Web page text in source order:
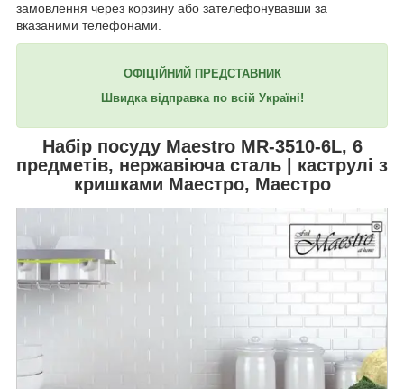
замовлення через корзину або зателефонувавши за
вказаними телефонами.
ОФІЦІЙНИЙ ПРЕДСТАВНИК
Швидка відправка по всій Україні!
Набір посуду Maestro MR-3510-6L, 6
предметів, нержавіюча сталь | каструлі з
кришками Маестро, Маестро